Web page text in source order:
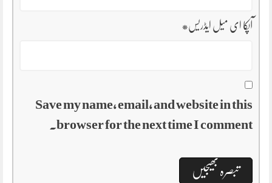
آپکا ای میل ایڈریس*
Save my name, email, and website in this
browser for the next time I comment.